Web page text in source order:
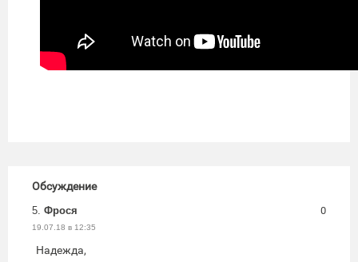
Обсуждение
5. Фрося
19.07.18 в 12:35
0
Надежда,